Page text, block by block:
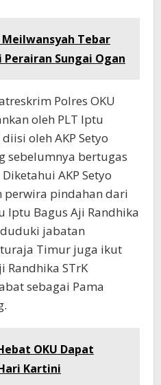
Meilwansyah Tebar
Perairan Sungai Ogan
Polres OKU
oleh PLT Iptu
oleh AKP Setyo
sebelumnya bertugas
AKP Setyo
perwira pindahan dari
Iptu Bagus Aji Randhika
jabatan
Timur juga ikut
Randhika STrK
sebagai Pama
OKU Dapat
Kartini